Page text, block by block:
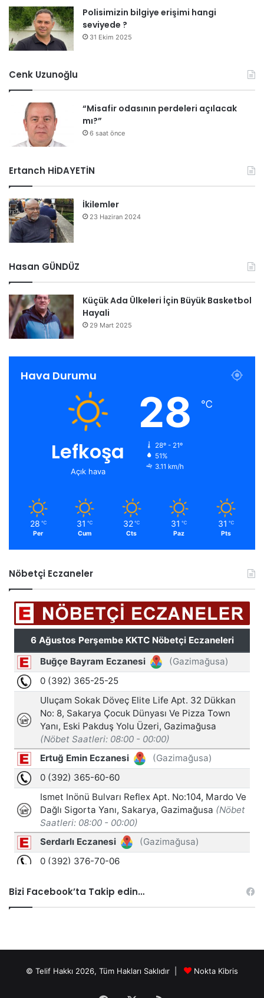
Polisimizin bilgiye erişimi hangi
seviyede ?
31 Ekim 2025
Cenk Uzunoğlu
“Misafir odasının perdeleri açılacak
mı?”
6 saat önce
Ertanch HİDAYETİN
İkilemler
23 Haziran 2024
Hasan GÜNDÜZ
Küçük Ada Ülkeleri İçin Büyük Basketbol
Hayali
29 Mart 2025
Hava Durumu
Lefkoşa
Açık hava
28 ℃
28º - 21º
51%
3.11 km/h
28 ℃
Per
31 ℃
Cum
32 ℃
Cts
31 ℃
Paz
31 ℃
Pts
Nöbetçi Eczaneler
Bizi Facebook’ta Takip edin…
© Telif Hakkı 2026, Tüm Hakları Saklıdır | Nokta Kibris